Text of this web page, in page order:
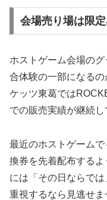
会場売り場は限
ホストゲーム会場の
合体験の一部になる
ケッツ東葛では
での販売実績が継続し
最近のホストゲームで
換券を先着配布する
には「その日ならで
重視するなら見逃せま